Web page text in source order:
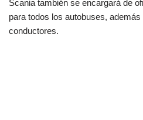
Scania también se encargará de
para todos los autobuses,
conductores.